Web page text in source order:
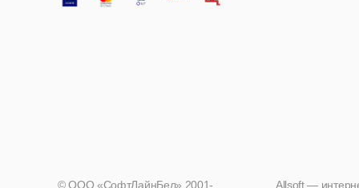
Allsoft —
© ООО «СофтЛайнБел» 2001-